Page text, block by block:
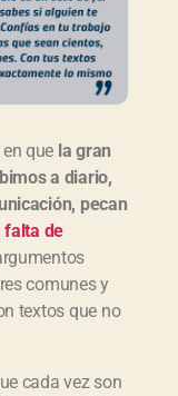
que la gran
a diario,
pecan
falta de
comunes y
textos que no
cada vez son